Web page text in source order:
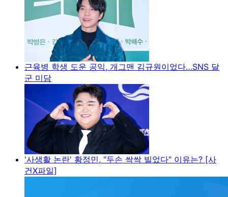
근육병 학생 도운 공익, 개그맨 김규원이었다…SNS 달
군 미담
'사생활 논란' 황정민, "두손 싹싹 빌었다" 이유는? [사
건X파일]